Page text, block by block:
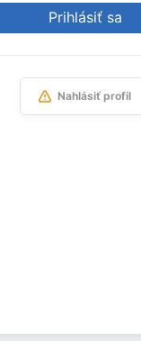
Prihlásiť sa
Nahlásiť profil